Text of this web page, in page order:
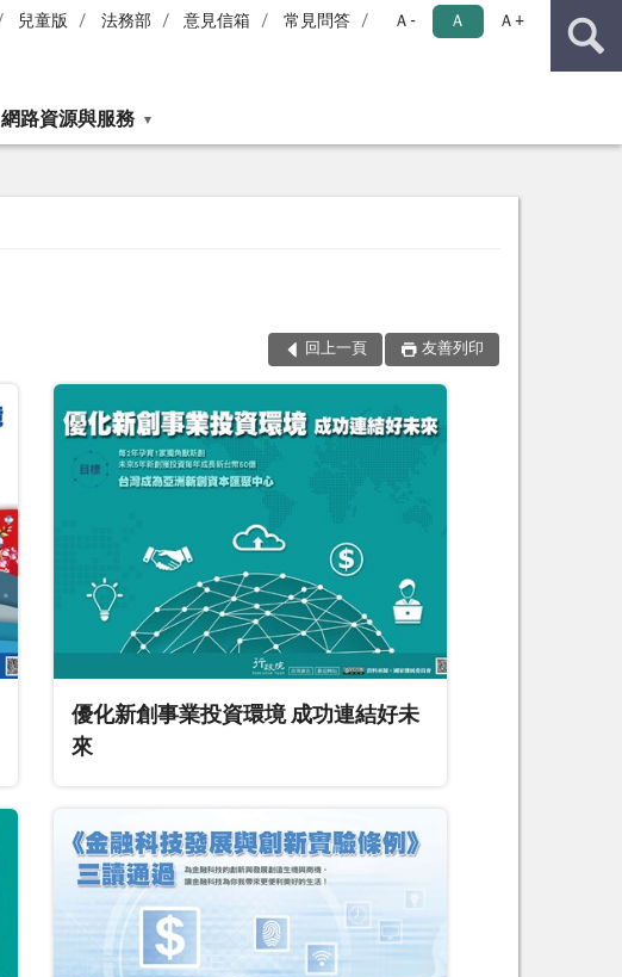
兒童版 法務部 意見信箱 常見問答 Ａ- Ａ Ａ+
網路資源與服務
回上一頁 友善列印
優化新創事業投資環境 成功連結好未
來